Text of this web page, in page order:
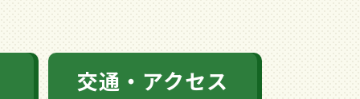
交通・アクセス